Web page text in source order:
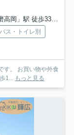
岡」駅 徒歩33分
バス・トイレ別
す。 お買い物や外食
1...
もっと見る